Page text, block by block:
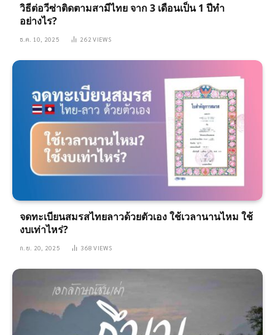
วิธีต่อวีซ่าติดตามสามีไทย จาก 3 เดือนเป็น 1 ปีทำ
อย่างไร?
ธ.ค. 10, 2025 262VIEWS
จดทะเบียนสมรสไทยลาวด้วยตัวเอง ใช้เวลานานไหม ใช้
งบเท่าไหร่?
ก.ย. 20, 2025 368VIEWS